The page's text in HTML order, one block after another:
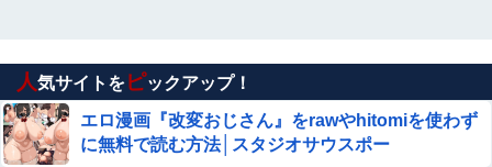
【画像】『To LOVEる』のアクキー、不評だった理由が明
確すぎる
四つん這いで突き出された無防備なお尻…まる見えのア○
人気サイトをピックアップ！
エロ漫画『改変おじさん』をrawやhitomiを使わず
に無料で読む方法│スタジオサウスポー